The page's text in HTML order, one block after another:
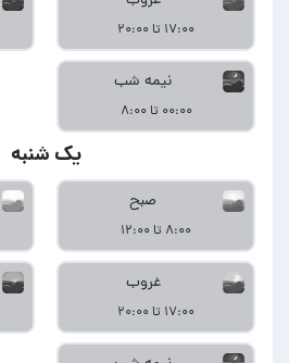
۱۷:۰۰ تا ۲۰:۰۰
نیمه شب
۰۰:۰۰ تا ۸:۰۰
یک شنبه
صبح
۸:۰۰ تا ۱۲:۰۰
غروب
۱۷:۰۰ تا ۲۰:۰۰